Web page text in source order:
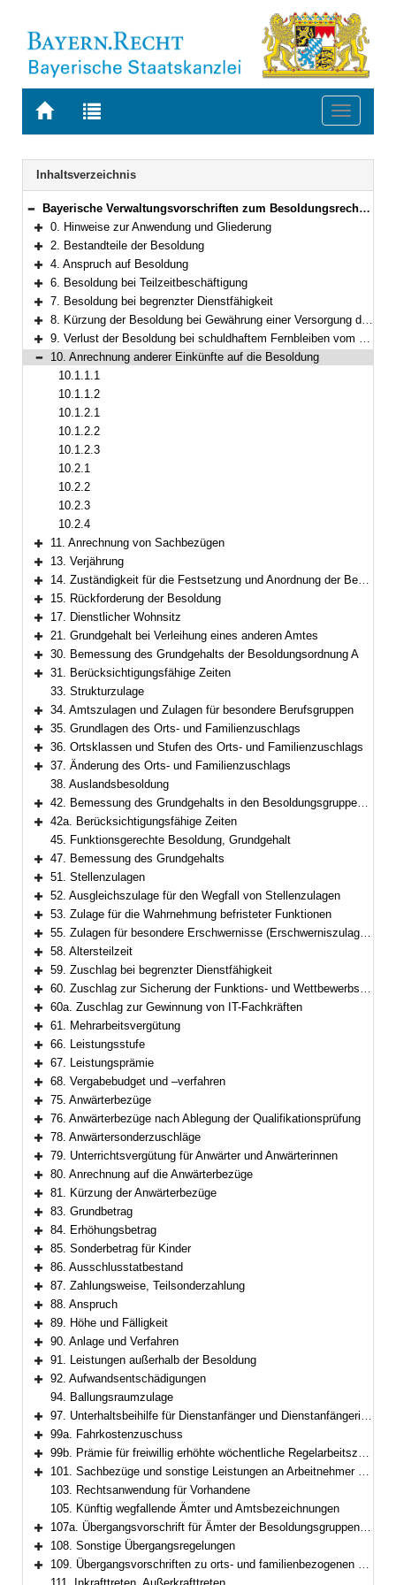
Zur
BAYERN.RECHT
Zur
letzten
Suche
Toggle
Navigation
Inhaltsverzeichnis
Bereich reduzieren
Bayerische Verwaltungsvorschriften zum Besoldungsrecht und Nebengebieten
Bereich erweitern
0. Hinweise zur Anwendung und Gliederung
Bereich erweitern
2. Bestandteile der Besoldung
Bereich erweitern
4. Anspruch auf Besoldung
Bereich erweitern
6. Besoldung bei Teilzeitbeschäftigung
Bereich erweitern
7. Besoldung bei begrenzter Dienstfähigkeit
Bereich erweitern
8. Kürzung der Besoldung bei Gewährung einer Versorgung durch eine zwischenstaatliche oder überstaatliche Einrichtung
Bereich erweitern
9. Verlust der Besoldung bei schuldhaftem Fernbleiben vom Dienst
Bereich reduzieren
10. Anrechnung anderer Einkünfte auf die Besoldung
10.1.1.1
10.1.1.2
10.1.2.1
10.1.2.2
10.1.2.3
10.2.1
10.2.2
10.2.3
10.2.4
Bereich erweitern
11. Anrechnung von Sachbezügen
Bereich erweitern
13. Verjährung
Bereich erweitern
14. Zuständigkeit für die Festsetzung und Anordnung der Besoldung
Bereich erweitern
15. Rückforderung der Besoldung
Bereich erweitern
17. Dienstlicher Wohnsitz
Bereich erweitern
21. Grundgehalt bei Verleihung eines anderen Amtes
Bereich erweitern
30. Bemessung des Grundgehalts der Besoldungsordnung A
Bereich erweitern
31. Berücksichtigungsfähige Zeiten
33. Strukturzulage
Bereich erweitern
34. Amtszulagen und Zulagen für besondere Berufsgruppen
Bereich erweitern
35. Grundlagen des Orts- und Familienzuschlags
Bereich erweitern
36. Ortsklassen und Stufen des Orts- und Familienzuschlags
Bereich erweitern
37. Änderung des Orts- und Familienzuschlags
38. Auslandsbesoldung
Bereich erweitern
42. Bemessung des Grundgehalts in den Besoldungsgruppen W 2 und W 3
Bereich erweitern
42a. Berücksichtigungsfähige Zeiten
45. Funktionsgerechte Besoldung, Grundgehalt
Bereich erweitern
47. Bemessung des Grundgehalts
Bereich erweitern
51. Stellenzulagen
Bereich erweitern
52. Ausgleichszulage für den Wegfall von Stellenzulagen
Bereich erweitern
53. Zulage für die Wahrnehmung befristeter Funktionen
Bereich erweitern
55. Zulagen für besondere Erschwernisse (Erschwerniszulagen)
Bereich erweitern
58. Altersteilzeit
Bereich erweitern
59. Zuschlag bei begrenzter Dienstfähigkeit
Bereich erweitern
60. Zuschlag zur Sicherung der Funktions- und Wettbewerbsfähigkeit
Bereich erweitern
60a. Zuschlag zur Gewinnung von IT-Fachkräften
Bereich erweitern
61. Mehrarbeitsvergütung
Bereich erweitern
66. Leistungsstufe
Bereich erweitern
67. Leistungsprämie
Bereich erweitern
68. Vergabebudget und –verfahren
Bereich erweitern
75. Anwärterbezüge
Bereich erweitern
76. Anwärterbezüge nach Ablegung der Qualifikationsprüfung
Bereich erweitern
78. Anwärtersonderzuschläge
Bereich erweitern
79. Unterrichtsvergütung für Anwärter und Anwärterinnen
Bereich erweitern
80. Anrechnung auf die Anwärterbezüge
Bereich erweitern
81. Kürzung der Anwärterbezüge
Bereich erweitern
83. Grundbetrag
Bereich erweitern
84. Erhöhungsbetrag
Bereich erweitern
85. Sonderbetrag für Kinder
Bereich erweitern
86. Ausschlusstatbestand
Bereich erweitern
87. Zahlungsweise, Teilsonderzahlung
Bereich erweitern
88. Anspruch
Bereich erweitern
89. Höhe und Fälligkeit
Bereich erweitern
90. Anlage und Verfahren
Bereich erweitern
91. Leistungen außerhalb der Besoldung
Bereich erweitern
92. Aufwandsentschädigungen
94. Ballungsraumzulage
Bereich erweitern
97. Unterhaltsbeihilfe für Dienstanfänger und Dienstanfängerinnen
Bereich erweitern
99a. Fahrkostenzuschuss
Bereich erweitern
99b. Prämie für freiwillig erhöhte wöchentliche Regelarbeitszeit im Feuerwehrdienst
Bereich erweitern
101. Sachbezüge und sonstige Leistungen an Arbeitnehmer und Arbeitnehmerinnen
103. Rechtsanwendung für Vorhandene
105. Künftig wegfallende Ämter und Amtsbezeichnungen
Bereich erweitern
107a. Übergangsvorschrift für Ämter der Besoldungsgruppen W 2 und W 3
Bereich erweitern
108. Sonstige Übergangsregelungen
Bereich erweitern
109. Übergangsvorschriften zu orts- und familienbezogenen Besoldungsbestandteilen